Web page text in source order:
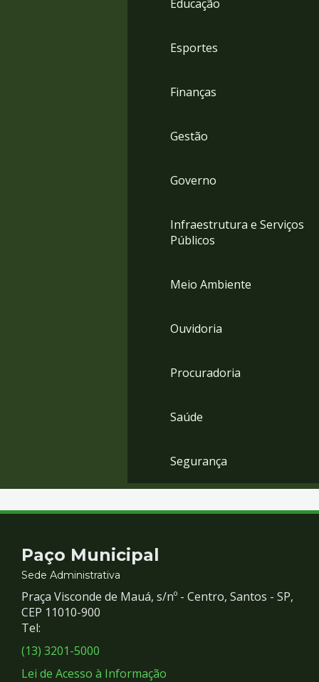
Educação
Esportes
Finanças
Gestão
Governo
Infraestrutura e Serviços
Públicos
Meio Ambiente
Ouvidoria
Procuradoria
Saúde
Segurança
Contato
e
Redes
Sociais
Paço Municipal
Sede Administrativa
Praça Visconde de Mauá, s/nº - Centro, Santos - SP,
CEP 11010-900
Tel:
(13) 3201-5000
Lei de Acesso à Informação